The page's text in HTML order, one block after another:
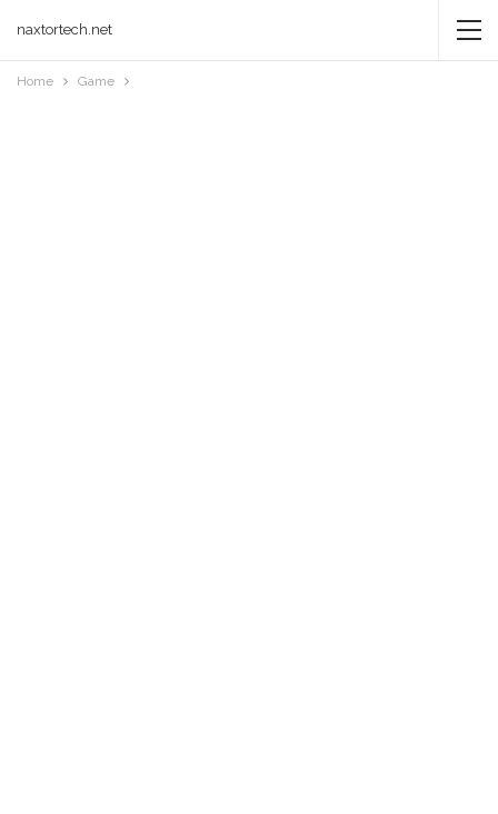
naxtortech.net
Home Game